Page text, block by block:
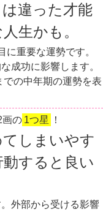
違った才能
生かも。
に重要な運勢です。
成功に影響します。
の中年期の運勢を表
画の 1つ星 ！
しまいやす
すると良い
外部から受ける影響